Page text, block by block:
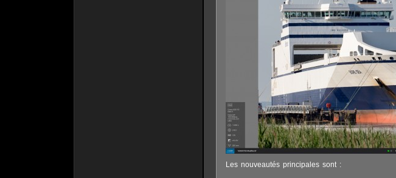
Les nouveautés principales sont :